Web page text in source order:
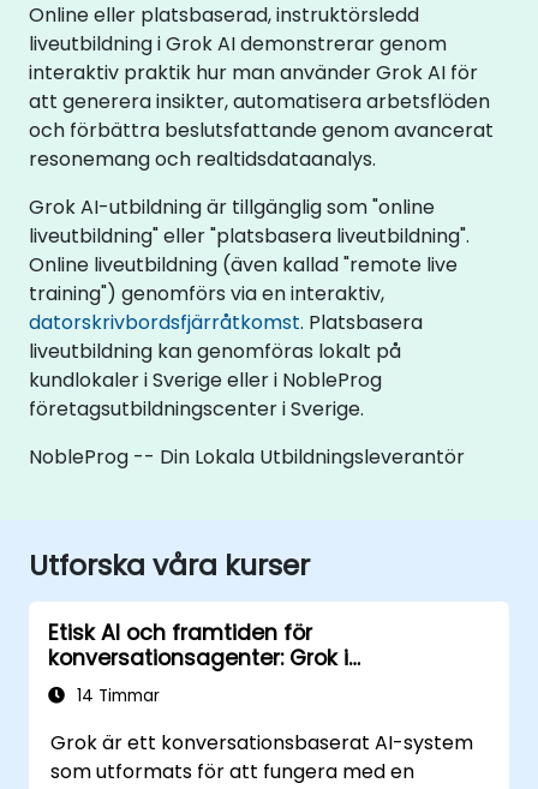
Online eller platsbaserad, instruktörsledd
liveutbildning i Grok AI demonstrerar genom
interaktiv praktik hur man använder Grok AI för
att generera insikter, automatisera arbetsflöden
och förbättra beslutsfattande genom avancerat
resonemang och realtidsdataanalys.
Grok AI-utbildning är tillgänglig som "online
liveutbildning" eller "platsbasera liveutbildning".
Online liveutbildning (även kallad "remote live
training") genomförs via en interaktiv,
datorskrivbordsfjärråtkomst. Platsbasera
liveutbildning kan genomföras lokalt på
kundlokaler i Sverige eller i NobleProg
företagsutbildningscenter i Sverige.
NobleProg -- Din Lokala Utbildningsleverantör
Utforska våra kurser
Etisk AI och framtiden för
konversationsagenter: Grok i
sammanhang
14 Timmar
Grok är ett konversationsbaserat AI-system
som utformats för att fungera med en